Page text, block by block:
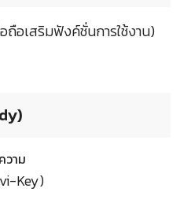
อเสริมฟังค์ชั่นการใช้งาน)
วาม
Key)